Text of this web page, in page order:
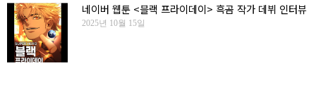
네이버 웹툰 <블랙 프라이데이> 흑곰 작가 데뷔 인터뷰
2025년 10월 15일